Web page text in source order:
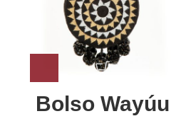
Bolso Wayúu